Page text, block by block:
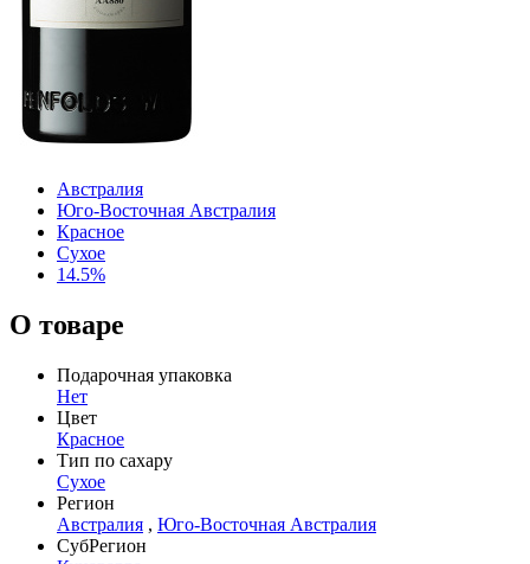
Австралия
Юго-Восточная Австралия
Красное
Сухое
14.5%
О товаре
Подарочная упаковка
Нет
Цвет
Красное
Тип по сахару
Сухое
Регион
Австралия , Юго-Восточная Австралия
СубРегион